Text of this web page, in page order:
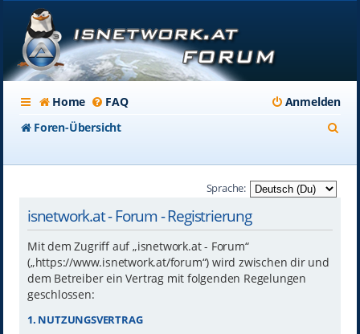
Home FAQ
Anmelden
Foren-Übersicht
Sprache:
isnetwork.at - Forum - Registrierung
Mit dem Zugriff auf „isnetwork.at - Forum“
(„https://www.isnetwork.at/forum“) wird zwischen dir und
dem Betreiber ein Vertrag mit folgenden Regelungen
geschlossen:
1. NUTZUNGSVERTRAG